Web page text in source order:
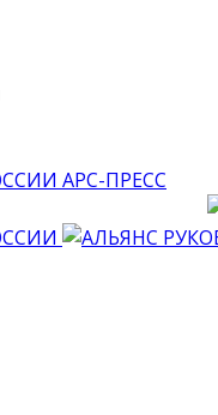
АРС-ПРЕСС